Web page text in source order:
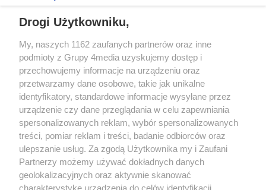
Redakcja Reklama Prywatność
Praca Łódź
the:protocol
Drogi Użytkowniku,
My, naszych 1162 zaufanych partnerów oraz inne
podmioty z Grupy 4media uzyskujemy dostęp i
przechowujemy informacje na urządzeniu oraz
przetwarzamy dane osobowe, takie jak unikalne
identyfikatory, standardowe informacje wysyłane przez
urządzenie czy dane przeglądania w celu zapewniania
spersonalizowanych reklam, wybór spersonalizowanych
treści, pomiar reklam i treści, badanie odbiorców oraz
ulepszanie usług. Za zgodą Użytkownika my i Zaufani
Partnerzy możemy używać dokładnych danych
geolokalizacyjnych oraz aktywnie skanować
charakterystykę urządzenia do celów identyfikacji.